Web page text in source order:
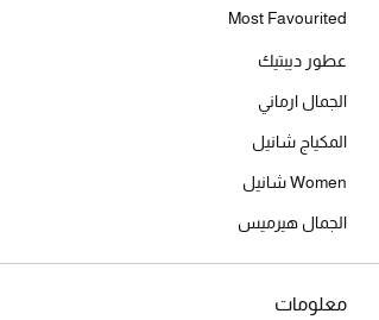
Most Favourited
عطور ديبتيك
الجمال ارماني
المكياج شانيل
Women شانيل
الجمال هيرميس
معلومات